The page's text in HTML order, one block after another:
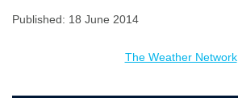
Published: 18 June 2014
The Weather Network